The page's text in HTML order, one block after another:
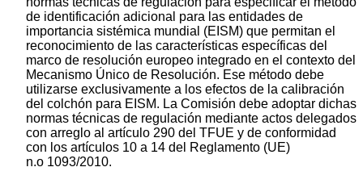
de identificación adicional para las entidades de
importancia sistémica mundial (EISM) que permitan el
reconocimiento de las características específicas del
marco de resolución europeo integrado en el contexto del
Mecanismo Único de Resolución. Ese método debe
utilizarse exclusivamente a los efectos de la calibración
del colchón para EISM. La Comisión debe adoptar dichas
normas técnicas de regulación mediante actos delegados
con arreglo al artículo 290 del TFUE y de conformidad
con los artículos 10 a 14 del Reglamento (UE)
n.o 1093/2010.